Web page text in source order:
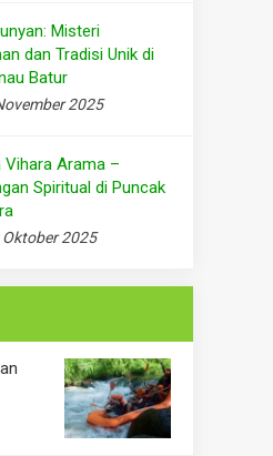
Misteri
dan Tradisi Unik di
Batur
2025
Vihara Arama –
Spiritual di Puncak
Oktober 2025